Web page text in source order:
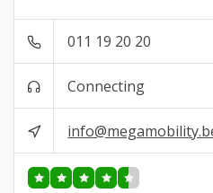
011 19 20 20
Connecting